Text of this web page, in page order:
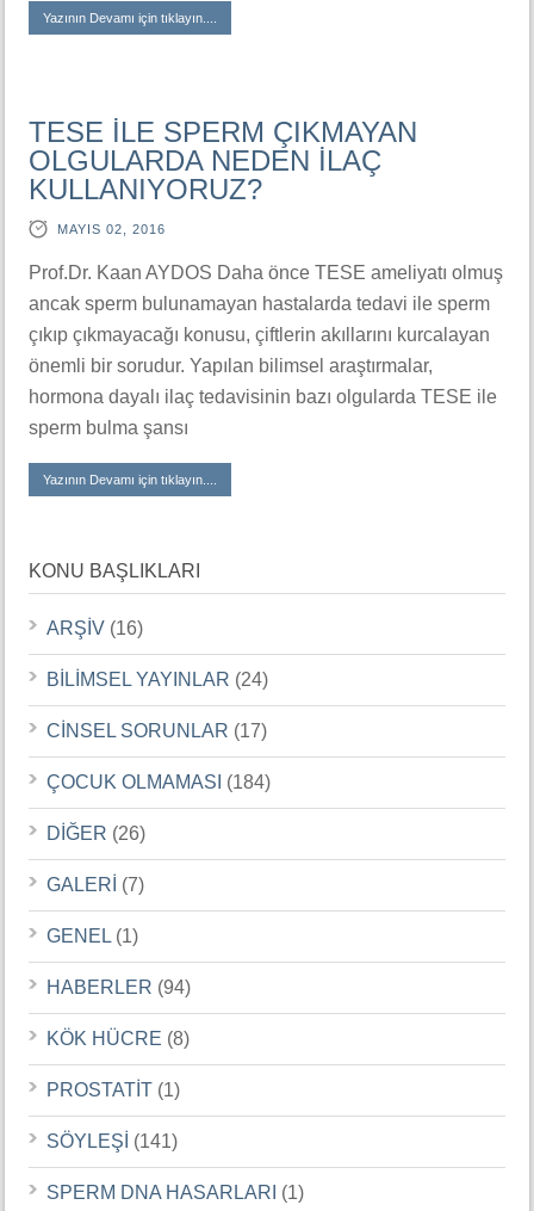
Yazının Devamı için tıklayın....
TESE İLE SPERM ÇIKMAYAN
OLGULARDA NEDEN İLAÇ
KULLANIYORUZ?
MAYIS 02, 2016
Prof.Dr. Kaan AYDOS Daha önce TESE ameliyatı olmuş
ancak sperm bulunamayan hastalarda tedavi ile sperm
çıkıp çıkmayacağı konusu, çiftlerin akıllarını kurcalayan
önemli bir sorudur. Yapılan bilimsel araştırmalar,
hormona dayalı ilaç tedavisinin bazı olgularda TESE ile
sperm bulma şansı
Yazının Devamı için tıklayın....
KONU BAŞLIKLARI
ARŞİV (16)
BİLİMSEL YAYINLAR (24)
CİNSEL SORUNLAR (17)
ÇOCUK OLMAMASI (184)
DİĞER (26)
GALERİ (7)
GENEL (1)
HABERLER (94)
KÖK HÜCRE (8)
PROSTATİT (1)
SÖYLEŞİ (141)
SPERM DNA HASARLARI (1)